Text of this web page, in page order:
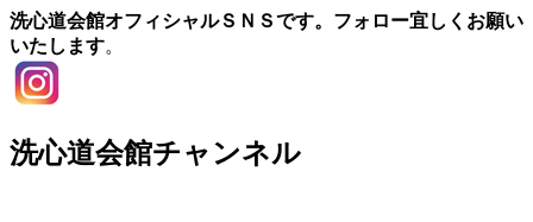
洗心道会館オフィシャルＳＮＳです。フォロー宜しくお願い
いたします。
洗心道会館チャンネル